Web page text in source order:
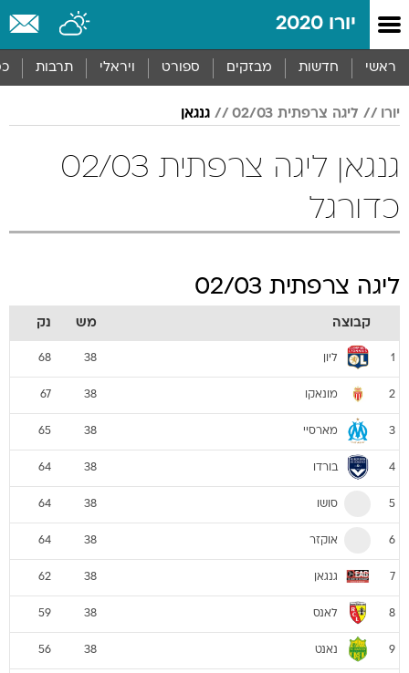
יורו 2020
ראשי חדשות מבזקים ספורט ויראלי תרבות
יורו ליגה צרפתית 02/03 גנגאן
גנגאן ליגה צרפתית 02/03
כדורגל
ליגה צרפתית 02/03
קבוצה מש נק
1 ליון 38
68
2 מונאקו 38
67
3 מארסיי 38
65
4 בורדו 38
64
5 סושו 38
64
6 אוקזר 38
64
7 גנגאן 38
62
8 לאנס 38
59
9 נאנט 38
56